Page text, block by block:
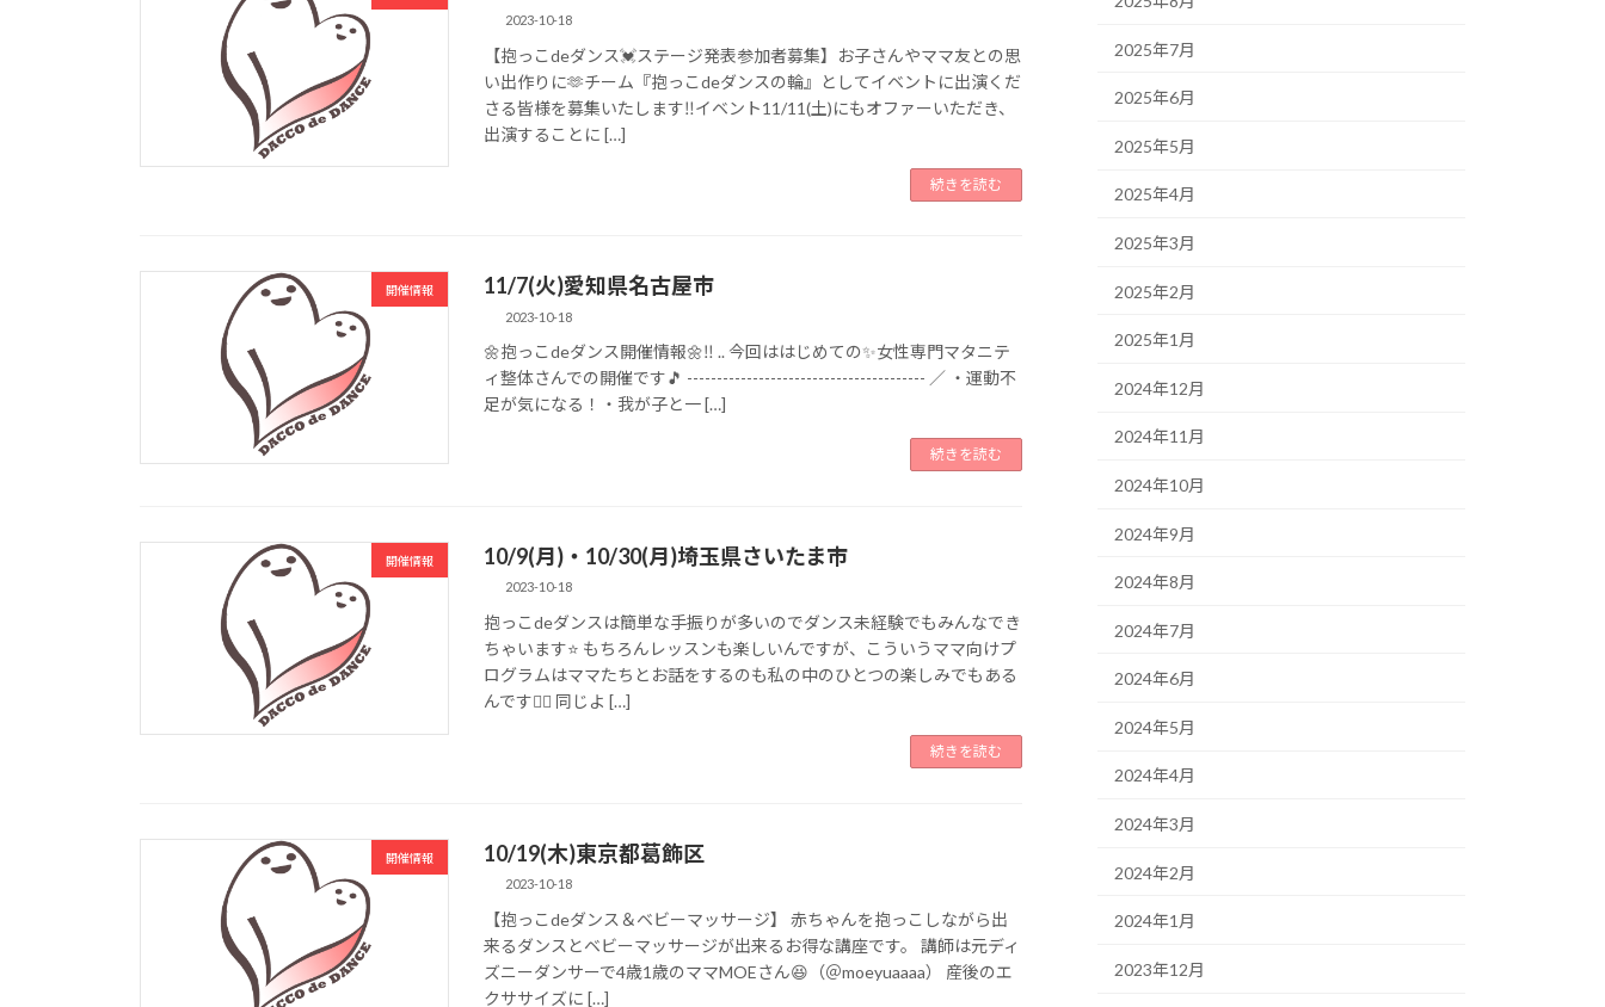
2023-10-18
【抱っこdeダンス💓ステージ発表参加者募集】お子さんやママ友との思
い出作りに🫶チーム『抱っこdeダンスの輪』としてイベントに出演くだ
さる皆様を募集いたします‼️イベント11/11(土)にもオファーいただき、
出演することに […]
続きを読む
開催情報 11/7(火)愛知県名古屋市
2023-10-18
🌼抱っこdeダンス開催情報🌼‼︎ .. 今回ははじめての✨女性専門マタニテ
ィ整体さんでの開催です🎵 ---------------------------------------- ／ ・運動不
足が気になる！・我が子と一 […]
続きを読む
開催情報 10/9(月)・10/30(月)埼玉県さいたま市
2023-10-18
抱っこdeダンスは簡単な手振りが多いのでダンス未経験でもみんなでき
ちゃいます⭐️ もちろんレッスンも楽しいんですが、こういうママ向けプ
ログラムはママたちとお話をするのも私の中のひとつの楽しみでもある
んです🧚‍♀️ 同じよ […]
続きを読む
開催情報 10/19(木)東京都葛飾区
2023-10-18
【抱っこdeダンス＆ベビーマッサージ】 赤ちゃんを抱っこしながら出
来るダンスとベビーマッサージが出来るお得な講座です。 講師は元ディ
ズニーダンサーで4歳1歳のママMOEさん😆（＠moeyuaaaa） 産後のエ
クササイズに […]
2025年7月
2025年6月
2025年5月
2025年4月
2025年3月
2025年2月
2025年1月
2024年12月
2024年11月
2024年10月
2024年9月
2024年8月
2024年7月
2024年6月
2024年5月
2024年4月
2024年3月
2024年2月
2024年1月
2023年12月